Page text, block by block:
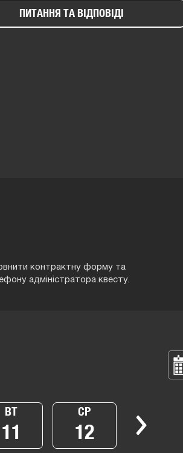
ПИТАННЯ ТА ВІДПОВІДІ
контрактну форму та
адміністратора квесту.
ВТ
11
СР
12